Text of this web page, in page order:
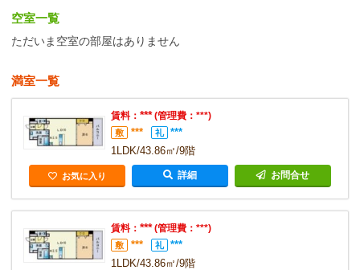
空室一覧
ただいま空室の部屋はありません
満室一覧
賃料： ***(管理費：***)
敷 *** 礼
***
1LDK/43.86㎡/9階
お気に入り 詳細 お問合せ
賃料： ***(管理費：***)
敷 *** 礼
***
1LDK/43.86㎡/9階